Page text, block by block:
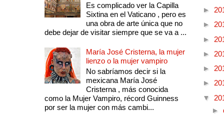
Es complicado ver la Capilla
Sixtina en el Vaticano , pero es
una obra de arte única que no
debe dejar de visitar siempre que se va a ...
María José Cristerna, la mujer
lienzo o la mujer vampiro
No sabríamos decir si la
mexicana María José
Cristerna , más conocida
como la Mujer Vampiro, récord Guinness
por ser la mujer con más cambi...
►
►
►
►
►
►
▼
►